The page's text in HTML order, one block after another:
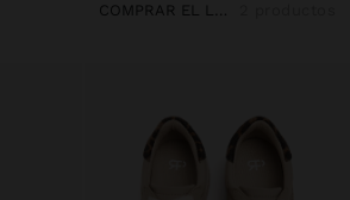
COMPRAR EL LOOK